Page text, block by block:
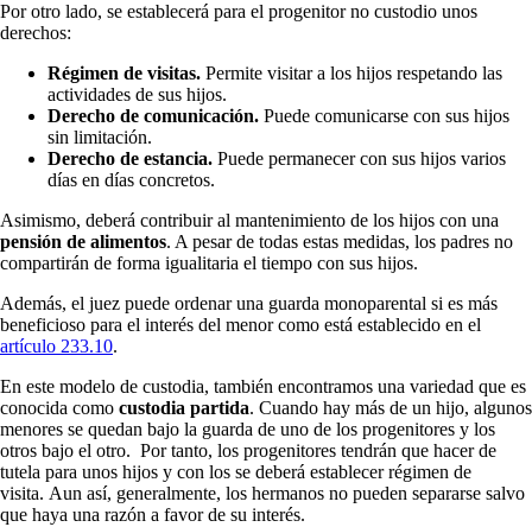
Por otro lado, se establecerá para el progenitor no custodio unos
derechos:
Régimen de visitas. Permite visitar a los hijos respetando las
actividades de sus hijos.
Derecho de comunicación. Puede comunicarse con sus hijos
sin limitación.
Derecho de estancia. Puede permanecer con sus hijos varios
días en días concretos.
Asimismo, deberá contribuir al mantenimiento de los hijos con una
pensión de alimentos. A pesar de todas estas medidas, los padres no
compartirán de forma igualitaria el tiempo con sus hijos.
Además, el juez puede ordenar una guarda monoparental si es más
beneficioso para el interés del menor como está establecido en el
artículo 233.10.
En este modelo de custodia, también encontramos una variedad que es
conocida como custodia partida. Cuando hay más de un hijo, algunos
menores se quedan bajo la guarda de uno de los progenitores y los
otros bajo el otro. Por tanto, los progenitores tendrán que hacer de
tutela para unos hijos y con los se deberá establecer régimen de
visita. Aun así, generalmente, los hermanos no pueden separarse salvo
que haya una razón a favor de su interés.